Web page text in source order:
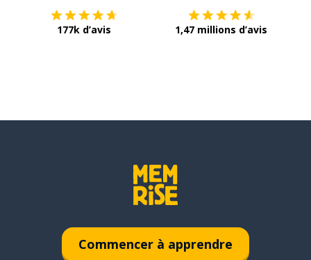
177k d’avis 1,47 millions d’avis
Commencer à apprendre